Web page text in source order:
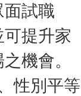
試職
提升家
機會。
性別平等